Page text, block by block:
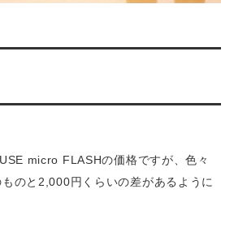
micro FLASHの価格ですが、色々
のと2,000円くらいの差があるように